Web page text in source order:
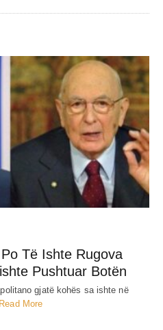
Të Ishte Rugova
Pushtuar Botën
gjatë kohës sa ishte në
Read More